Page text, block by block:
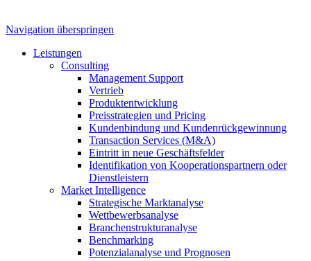
Navigation überspringen
Leistungen
Consulting
Management Support
Vertrieb
Produktentwicklung
Preisstrategien und Pricing
Kundenbindung und Kundenrückgewinnung
Transaction Services (M&A)
Eintritt in neue Geschäftsfelder
Identifikation von Kooperationspartnern oder
Dienstleistern
Market Intelligence
Strategische Marktanalyse
Wettbewerbsanalyse
Branchenstrukturanalyse
Benchmarking
Potenzialanalyse und Prognosen